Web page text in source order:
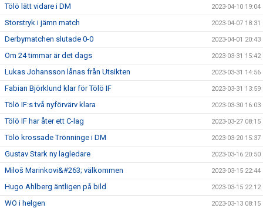
Tölö lätt vidare i DM 2023-04-10 19:04
Storstryk i jämn match 2023-04-07 18:31
Derbymatchen slutade 0-0 2023-04-01 20:43
Om 24 timmar är det dags 2023-03-31 15:42
Lukas Johansson lånas från Utsikten 2023-03-31 14:56
Fabian Björklund klar för Tölö IF 2023-03-31 13:59
Tölö IF:s två nyförvärv klara 2023-03-30 16:03
Tölö IF har åter ett C-lag 2023-03-27 08:15
Tölö krossade Trönninge i DM 2023-03-20 15:37
Gustav Stark ny lagledare 2023-03-16 20:50
Miloš Marinkovi&#263; välkommen 2023-03-15 22:44
Hugo Ahlberg äntligen på bild 2023-03-15 22:12
WO i helgen 2023-03-13 08:15